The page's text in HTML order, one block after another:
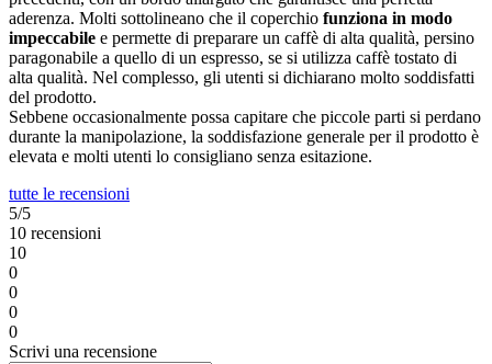
aderenza. Molti sottolineano che il coperchio funziona in modo
impeccabile e permette di preparare un caffè di alta qualità, persino
paragonabile a quello di un espresso, se si utilizza caffè tostato di
alta qualità. Nel complesso, gli utenti si dichiarano molto soddisfatti
del prodotto.
Sebbene occasionalmente possa capitare che piccole parti si perdano
durante la manipolazione, la soddisfazione generale per il prodotto è
elevata e molti utenti lo consigliano senza esitazione.
tutte le recensioni
5/5
10 recensioni
10
0
0
0
0
Scrivi una recensione